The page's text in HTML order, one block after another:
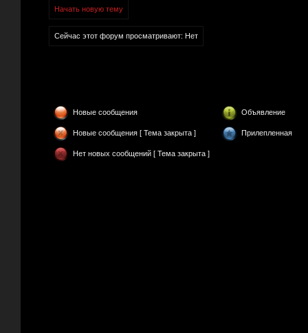
Начать новую тему
Сейчас этот форум просматривают: Нет
Новые сообщения Объявление
Новые сообщения [ Тема закрыта ] Прилепленная
Нет новых сообщений [ Тема закрыта ]